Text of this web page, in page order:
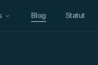
Blog Statut